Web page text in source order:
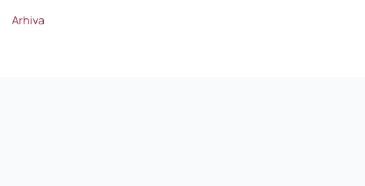
Arhiva